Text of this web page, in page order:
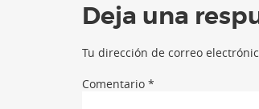
Deja una
Tu dirección de correo
Comentario *